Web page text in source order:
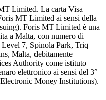
Limited. La carta Visa
MT Limited ai sensi della
Foris MT Limited è una
a Malta, con numero di
Level 7, Spinola Park, Triq
Malta, debitamente
Authority come istituto
elettronico ai sensi del 3°
Money Institutions).